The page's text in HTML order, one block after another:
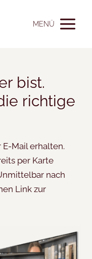
MENÜ
bist.
richtige
E-Mail erhalten.
per Karte
nach
Link zur